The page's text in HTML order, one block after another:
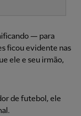
— para
ficou evidente nas
ele e seu irmão,
de futebol, ele